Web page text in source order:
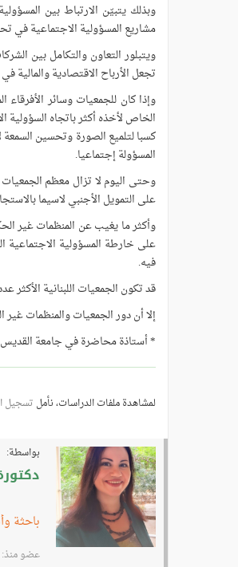
وبذلك يتبيّن الارتباط بين
مشاريع المسؤولية الاجتماعية في
ويتبلور التعاون والتكامل بين
تجعل الأرباح الاقتصادية والمالية
وإذا كان للجمعيات وسائر
الخاص لأخذه أكثر باتجاه السؤولية
كسبا لتلميع الصورة وتحسين
المسؤولة إجتماعيا.
وحتى اليوم لا تزال معظم
على التمويل الأجنبي لاسيما
وأكثر ما يغيب عن المنظمات غير
على خارطة المسؤولية الاجتماعية
فيه.
قد تكون الجمعيات اللبنانية الأكثر
إلا أن دور الجمعيات والمنظمات
* أستاذة محاضرة في جامعة
لمشاهدة ملفات الدراسات، نأمل تسجيل
بواسطة:
باحثة
عضو منذ: 24/09/